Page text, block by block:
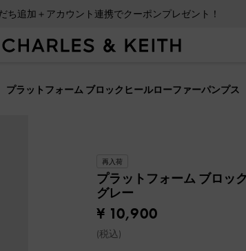
ち追加＋アカウント連携でクーポンプレゼント！
ニュースレター登録で10%OFFクーポンプレゼント！
プラットフォーム ブロックヒールローファーパンプス
再入荷
プラットフォーム ブロッ
グレー
¥ 10,900
(税込)